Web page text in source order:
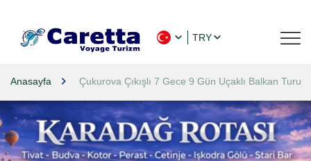
TRY
Anasayfa Çukurova Çıkışlı 7 Gece 9 Gün Uçaklı Balkan Turu